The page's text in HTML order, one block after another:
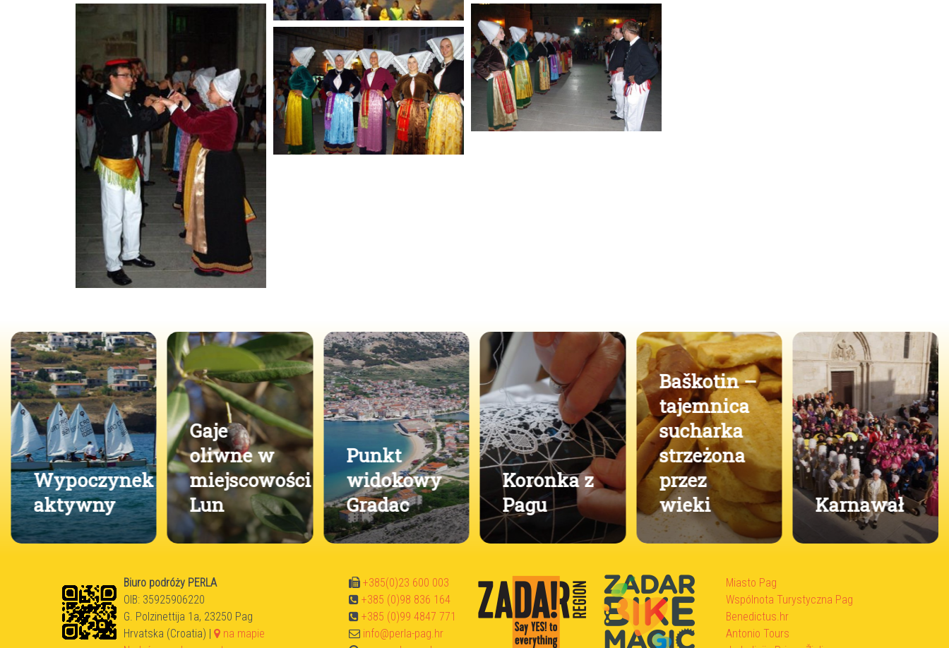
Wypoczynek
aktywny
Gaje
oliwne w
miejscowości
Lun
Punkt
widokowy
Gradac
Koronka z
Pagu
Baškotin –
tajemnica
sucharka
strzeżona
przez
wieki
Karnawał
Biuro podróży PERLA
OIB: 35925906220
G. Polzinettija 1a, 23250 Pag
Hrvatska (Croatia) |
na mapie
+385(0)23 600 003
+385 (0)98 836 164
+385 (0)99 4847 771
info@perla-pag.hr
Miasto Pag
Wspólnota Turystyczna Pag
Benedictus.hr
Antonio Tours